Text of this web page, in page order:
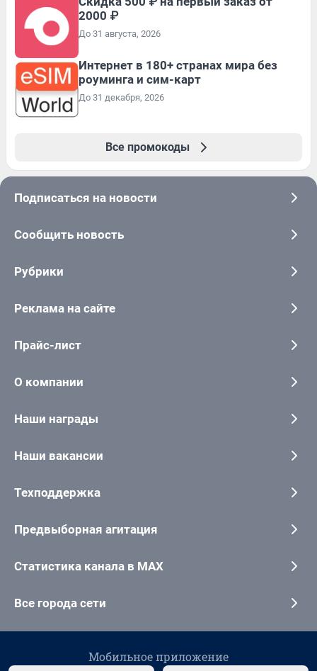
2000 ₽
До 31 августа, 2026
Интернет в 180+ странах мира без
роуминга и сим-карт
До 31 декабря, 2026
Все промокоды
Подписаться на новости
Сообщить новость
Рубрики
Реклама на сайте
Прайс-лист
О компании
Наши награды
Наши вакансии
Техподдержка
Предвыборная агитация
Статистика канала в MAX
Все города сети
Мобильное приложение